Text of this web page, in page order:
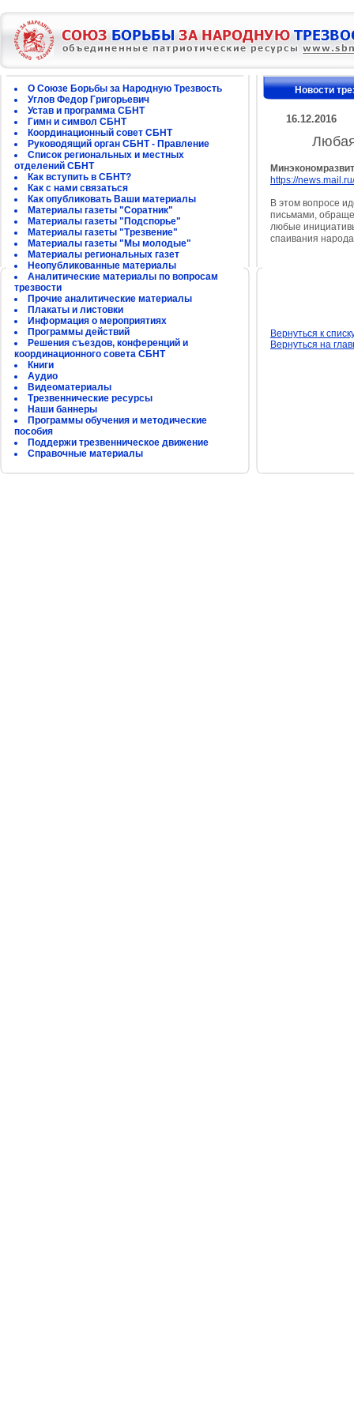
О Союзе Борьбы за Народную Трезвость
Углов Федор Григорьевич
Устав и программа СБНТ
Гимн и символ СБНТ
Координационный совет СБНТ
Руководящий орган СБНТ - Правление
Список региональных и местных
отделений СБНТ
Как вступить в СБНТ?
Как с нами связаться
Как опубликовать Ваши материалы
Материалы газеты "Соратник"
Материалы газеты "Подспорье"
Материалы газеты "Трезвение"
Материалы газеты "Мы молодые"
Материалы региональных газет
Неопубликованные материалы
Аналитические материалы по вопросам
трезвости
Прочие аналитические материалы
Плакаты и листовки
Информация о мероприятиях
Программы действий
Решения съездов, конференций и
координационного совета СБНТ
Книги
Аудио
Видеоматериалы
Трезвеннические ресурсы
Наши баннеры
Программы обучения и методические
пособия
Поддержи трезвенническое движение
Справочные материалы
Новости
16.12.2016
https://
В этом вопросе
письмами,
любые
спаивания
Вернуться к
Вернуться на